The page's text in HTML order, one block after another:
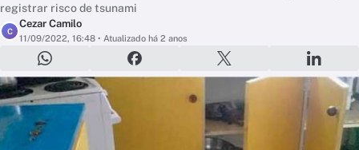
registrar risco de tsunami
C
Cezar Camilo
11/09/2022, 16:48 • Atualizado há 2 anos